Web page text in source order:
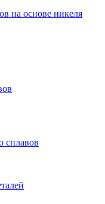
на основе никеля
сплавов